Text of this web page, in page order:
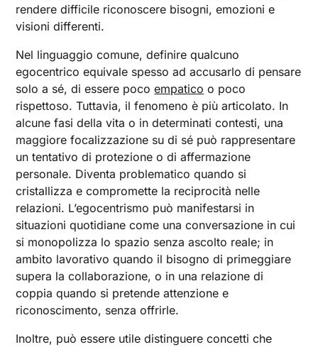
rendere difficile riconoscere bisogni, emozioni e
visioni differenti.
Nel linguaggio comune, definire qualcuno
egocentrico equivale spesso ad accusarlo di pensare
solo a sé, di essere pocoempatico o poco
rispettoso. Tuttavia, il fenomeno è più articolato. In
alcune fasi della vita o in determinati contesti, una
maggiore focalizzazione su di sé può rappresentare
un tentativo di protezione o di affermazione
personale. Diventa problematico quando si
cristallizza e compromette la reciprocità nelle
relazioni. L’egocentrismo può manifestarsi in
situazioni quotidiane come una conversazione in cui
si monopolizza lo spazio senza ascolto reale; in
ambito lavorativo quando il bisogno di primeggiare
supera la collaborazione, o in una relazione di
coppia quando si pretende attenzione e
riconoscimento, senza offrirle.
Inoltre, può essere utile distinguere concetti che